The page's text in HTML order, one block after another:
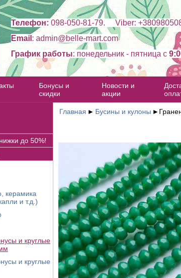
Телефон: 098-050-81-79. Viber:
Email : admin@belle-mart.com
График работы: понедельник - пятница c
Бонусы и
скидки
Новости и
акции
до 50%!
керамика
и т.д.)
и круглые
и круглые
Главная ► Бусины и кулоны ►